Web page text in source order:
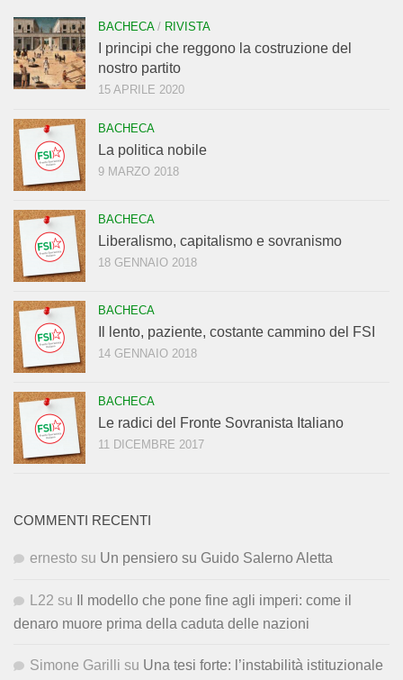
BACHECA/ RIVISTA
I principi che reggono la costruzione del
nostro partito
15 APRILE 2020
BACHECA
La politica nobile
9 MARZO 2018
BACHECA
Liberalismo, capitalismo e sovranismo
18 GENNAIO 2018
BACHECA
Il lento, paziente, costante cammino del FSI
14 GENNAIO 2018
BACHECA
Le radici del Fronte Sovranista Italiano
11 DICEMBRE 2017
COMMENTI RECENTI
ernesto su Un pensiero su Guido Salerno Aletta
L22 su
Il modello che pone fine agli imperi: come il
denaro muore prima della caduta delle nazioni
Simone Garilli su Una tesi forte: l’instabilità istituzionale